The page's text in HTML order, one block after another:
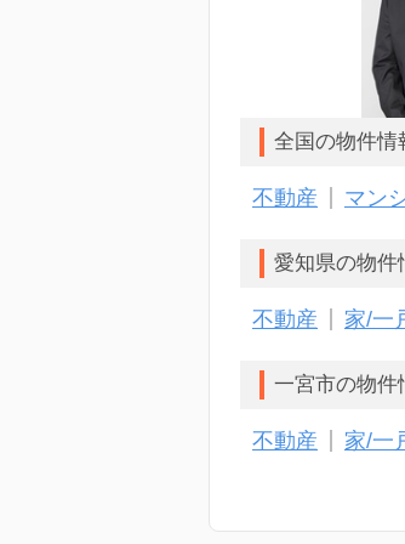
全国の物件情
不動産 マン
愛知県の物件
不動産 家/一
一宮市の物件
不動産 家/一